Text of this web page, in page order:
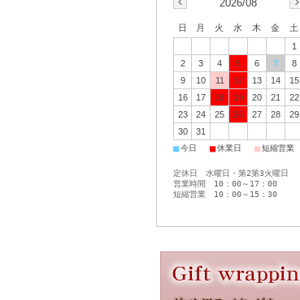
2026/08
日 月 火 水 木 金
土
1
2
3 4 5 6 7
8
9
10 11 12 13 14
15
16
17 18 19 20 21
22
23
24 25 26 27 28
29
30
31
■今日 ■休業日 ■短縮営業
定休日 水曜日・第2第3火曜日
営業時間 10：00～17：00
短縮営業 10：00～15：30